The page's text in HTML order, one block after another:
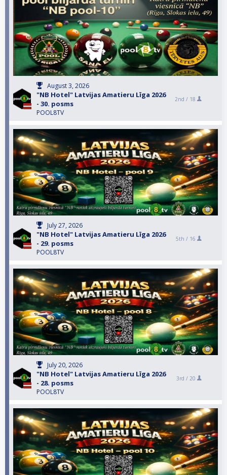
August 3, 2026
"NB Hotel" Latvijas Amatieru Līga 2026
- 30. posms
POOL8TV
2nd / 18
July 27, 2026
"NB Hotel" Latvijas Amatieru Līga 2026
- 29. posms
POOL8TV
5th / 16
July 20, 2026
"NB Hotel" Latvijas Amatieru Līga 2026
- 28. posms
POOL8TV
3rd / 20